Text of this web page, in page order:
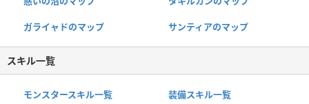
ガライャドのマップ サンティアのマップ
スキル一覧
モンスタースキル一覧 装備スキル一覧